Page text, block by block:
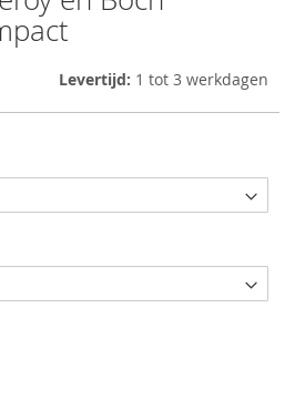
Levertijd: 1 tot 3 werkdagen